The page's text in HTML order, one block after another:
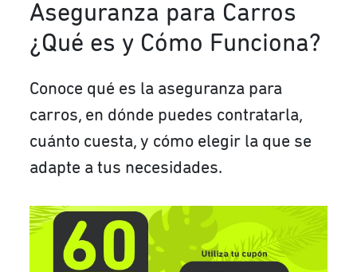
Aseguranza para Carros
¿Qué es y Cómo Funciona?
Conoce qué es la aseguranza para
carros, en dónde puedes contratarla,
cuánto cuesta, y cómo elegir la que se
adapte a tus necesidades.